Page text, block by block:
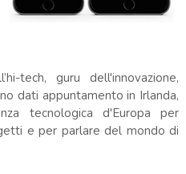
tech, guru dell'innovazione,
dati appuntamento in Irlanda,
tecnologica d'Europa per
e per parlare del mondo di